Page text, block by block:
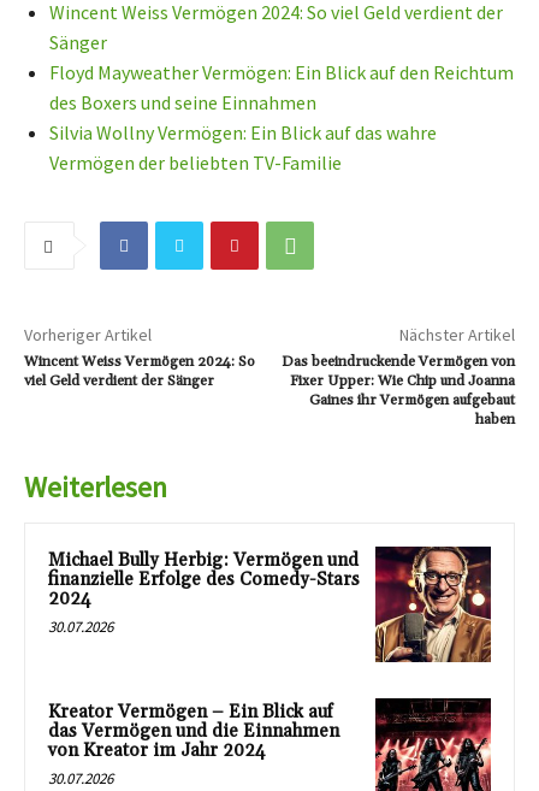
Wincent Weiss Vermögen 2024: So viel Geld verdient der
Sänger
Floyd Mayweather Vermögen: Ein Blick auf den Reichtum
des Boxers und seine Einnahmen
Silvia Wollny Vermögen: Ein Blick auf das wahre
Vermögen der beliebten TV-Familie
Vorheriger Artikel
Wincent Weiss Vermögen 2024: So
viel Geld verdient der Sänger
Nächster Artikel
Das beeindruckende Vermögen von
Fixer Upper: Wie Chip und Joanna
Gaines ihr Vermögen aufgebaut
haben
Weiterlesen
Michael Bully Herbig: Vermögen und
finanzielle Erfolge des Comedy-Stars
2024
30.07.2026
Kreator Vermögen – Ein Blick auf
das Vermögen und die Einnahmen
von Kreator im Jahr 2024
30.07.2026